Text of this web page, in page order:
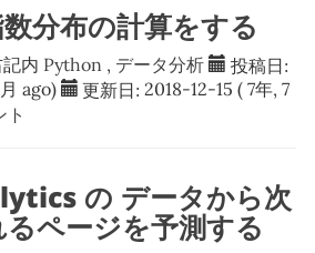
分布の計算をする
内 Python , データ分析 投稿日:
ago) 更新日: 2018-12-15 ( 7年, 7
の データから次
ページを予測する